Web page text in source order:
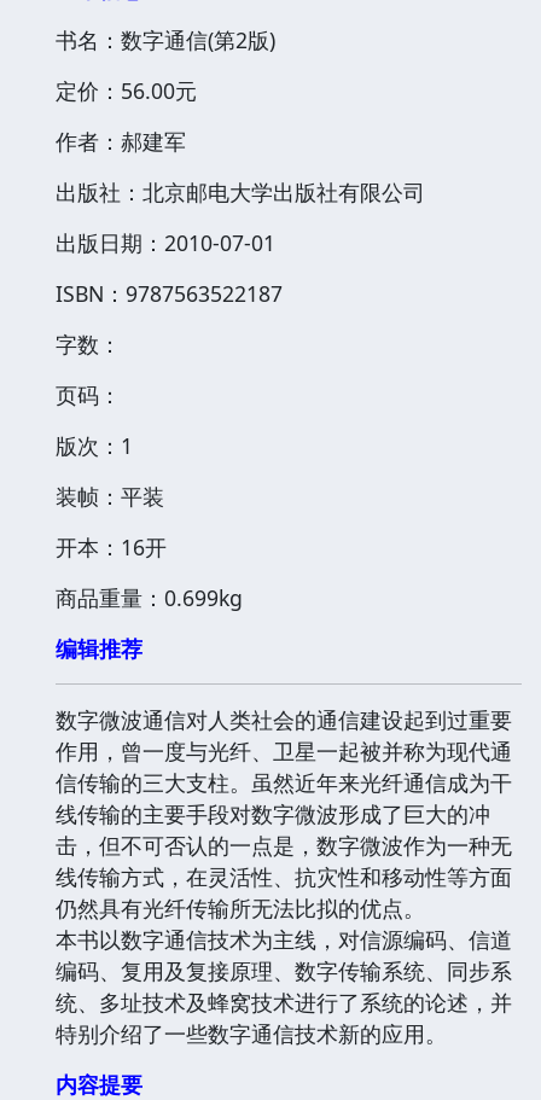
书名：数字通信(第2版)
定价：56.00元
作者：郝建军
出版社：北京邮电大学出版社有限公司
出版日期：2010-07-01
ISBN：9787563522187
字数：
页码：
版次：1
装帧：平装
开本：16开
商品重量：0.699kg
编辑推荐
数字微波通信对人类社会的通信建设起到过重要
作用，曾一度与光纤、卫星一起被并称为现代通
信传输的三大支柱。虽然近年来光纤通信成为干
线传输的主要手段对数字微波形成了巨大的冲
击，但不可否认的一点是，数字微波作为一种无
线传输方式，在灵活性、抗灾性和移动性等方面
仍然具有光纤传输所无法比拟的优点。
本书以数字通信技术为主线，对信源编码、信道
编码、复用及复接原理、数字传输系统、同步系
统、多址技术及蜂窝技术进行了系统的论述，并
特别介绍了一些数字通信技术新的应用。
内容提要